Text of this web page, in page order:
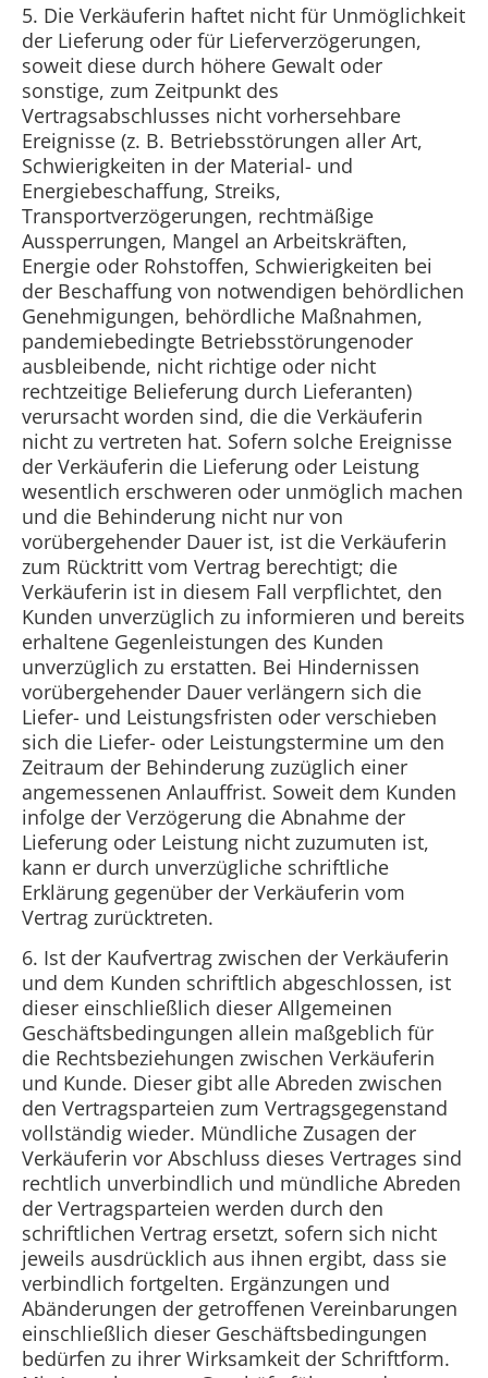
5. Die Verkäuferin haftet nicht für Unmöglichkeit
der Lieferung oder für Lieferverzögerungen,
soweit diese durch höhere Gewalt oder
sonstige, zum Zeitpunkt des
Vertragsabschlusses nicht vorhersehbare
Ereignisse (z. B. Betriebsstörungen aller Art,
Schwierigkeiten in der Material- und
Energiebeschaffung, Streiks,
Transportverzögerungen, rechtmäßige
Aussperrungen, Mangel an Arbeitskräften,
Energie oder Rohstoffen, Schwierigkeiten bei
der Beschaffung von notwendigen behördlichen
Genehmigungen, behördliche Maßnahmen,
pandemiebedingte Betriebsstörungenoder
ausbleibende, nicht richtige oder nicht
rechtzeitige Belieferung durch Lieferanten)
verursacht worden sind, die die Verkäuferin
nicht zu vertreten hat. Sofern solche Ereignisse
der Verkäuferin die Lieferung oder Leistung
wesentlich erschweren oder unmöglich machen
und die Behinderung nicht nur von
vorübergehender Dauer ist, ist die Verkäuferin
zum Rücktritt vom Vertrag berechtigt; die
Verkäuferin ist in diesem Fall verpflichtet, den
Kunden unverzüglich zu informieren und bereits
erhaltene Gegenleistungen des Kunden
unverzüglich zu erstatten. Bei Hindernissen
vorübergehender Dauer verlängern sich die
Liefer- und Leistungsfristen oder verschieben
sich die Liefer- oder Leistungstermine um den
Zeitraum der Behinderung zuzüglich einer
angemessenen Anlauffrist. Soweit dem Kunden
infolge der Verzögerung die Abnahme der
Lieferung oder Leistung nicht zuzumuten ist,
kann er durch unverzügliche schriftliche
Erklärung gegenüber der Verkäuferin vom
Vertrag zurücktreten.
6. Ist der Kaufvertrag zwischen der Verkäuferin
und dem Kunden schriftlich abgeschlossen, ist
dieser einschließlich dieser Allgemeinen
Geschäftsbedingungen allein maßgeblich für
die Rechtsbeziehungen zwischen Verkäuferin
und Kunde. Dieser gibt alle Abreden zwischen
den Vertragsparteien zum Vertragsgegenstand
vollständig wieder. Mündliche Zusagen der
Verkäuferin vor Abschluss dieses Vertrages sind
rechtlich unverbindlich und mündliche Abreden
der Vertragsparteien werden durch den
schriftlichen Vertrag ersetzt, sofern sich nicht
jeweils ausdrücklich aus ihnen ergibt, dass sie
verbindlich fortgelten. Ergänzungen und
Abänderungen der getroffenen Vereinbarungen
einschließlich dieser Geschäftsbedingungen
bedürfen zu ihrer Wirksamkeit der Schriftform.